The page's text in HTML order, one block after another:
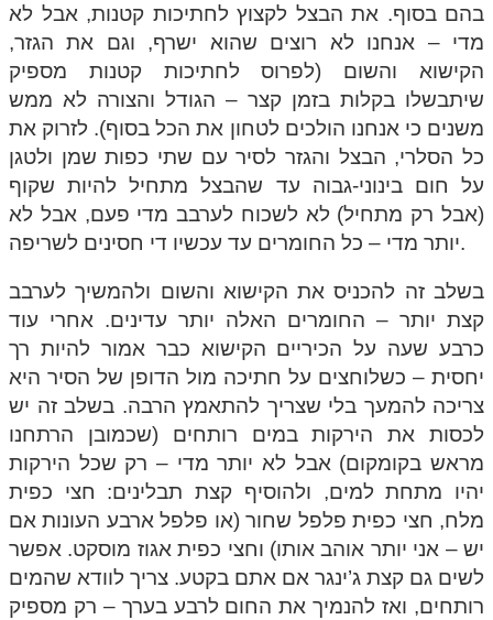
בהם בסוף. את הבצל לקצוץ לחתיכות קטנות, אבל לא
מדי – אנחנו לא רוצים שהוא ישרף, וגם את הגזר,
הקישוא והשום (לפרוס לחתיכות קטנות מספיק
שיתבשלו בקלות בזמן קצר – הגודל והצורה לא ממש
משנים כי אנחנו הולכים לטחון את הכל בסוף). לזרוק את
כל הסלרי, הבצל והגזר לסיר עם שתי כפות שמן ולטגן
על חום בינוני-גבוה עד שהבצל מתחיל להיות שקוף
(אבל רק מתחיל) לא לשכוח לערבב מדי פעם, אבל לא
יותר מדי – כל החומרים עד עכשיו די חסינים לשריפה.
בשלב זה להכניס את הקישוא והשום ולהמשיך לערבב
קצת יותר – החומרים האלה יותר עדינים. אחרי עוד
כרבע שעה על הכיריים הקישוא כבר אמור להיות רך
יחסית – כשלוחצים על חתיכה מול הדופן של הסיר היא
צריכה להמעך בלי שצריך להתאמץ הרבה. בשלב זה יש
לכסות את הירקות במים רותחים (שכמובן הרתחנו
מראש בקומקום) אבל לא יותר מדי – רק שכל הירקות
יהיו מתחת למים, ולהוסיף קצת תבלינים: חצי כפית
מלח, חצי כפית פלפל שחור (או פלפל ארבע העונות אם
יש – אני יותר אוהב אותו) וחצי כפית אגוז מוסקט. אפשר
לשים גם קצת ג’ינגר אם אתם בקטע. צריך לוודא שהמים
רותחים, ואז להנמיך את החום לרבע בערך – רק מספיק